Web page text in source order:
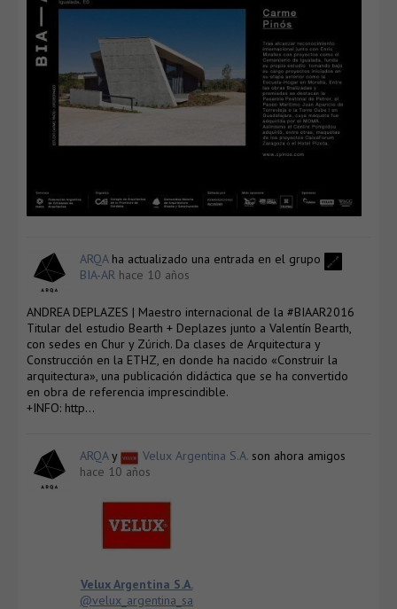
ARQAha actualizado una entrada en el grupo
BIA-AR hace 10 años
ANDREA DEPLAZES | Maestro internacional de la #BIAAR2016
Titular del estudio Bearth + Deplazes junto a Valentín Bearth,
con sedes en Chur y Zúrich. Da clases de Arquitectura y
Construcción en la ETHZ, en donde ha nacido «Construir la
arquitectura», una publicación didáctica que se ha convertido
en obra de referencia imprescindible.
+INFO: http…
ARQAy Velux Argentina S.A. son ahora amigos
hace 10 años
Velux Argentina S.A.
@velux_argentina_sa